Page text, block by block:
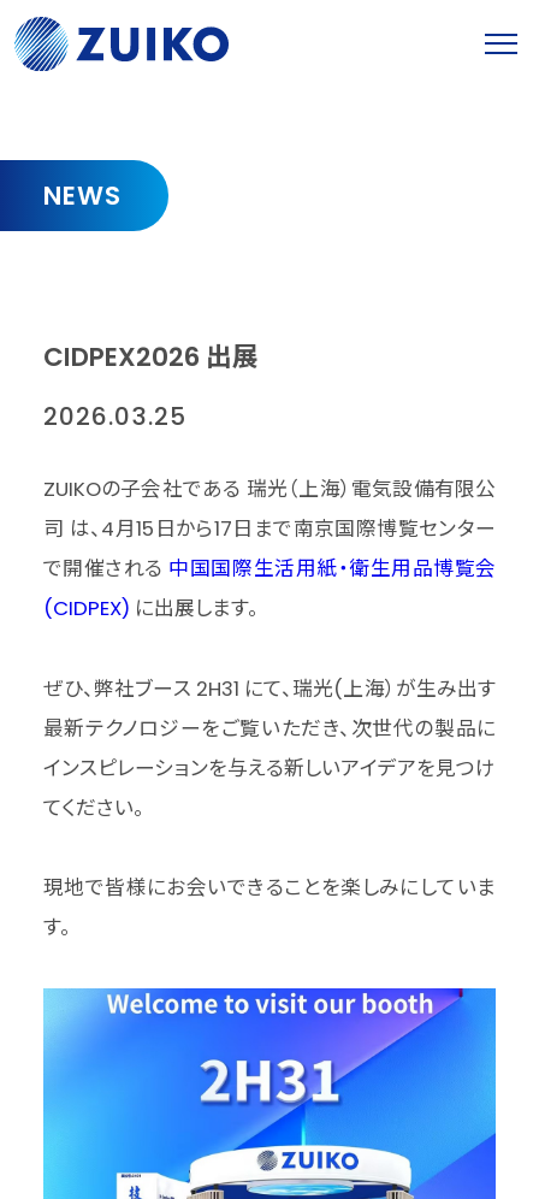
NEWS
CIDPEX2026 出展
2026.03.25
ZUIKOの子会社である 瑞光（上海）電気設備有限公
司 は、4月15日から17日まで南京国際博覧センター
で開催される 中国国際生活用紙・衛生用品博覧会
(CIDPEX) に出展します。
ぜひ、弊社ブース 2H31 にて、瑞光(上海）が生み出す
最新テクノロジーをご覧いただき、次世代の製品に
インスピレーションを与える新しいアイデアを見つけ
てください。
現地で皆様にお会いできることを楽しみにしていま
す。